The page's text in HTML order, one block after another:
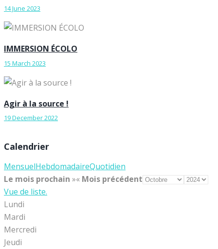
14 June 2023
IMMERSION ÉCOLO
15 March 2023
Agir à la source !
19 December 2022
Calendrier
MensuelHebdomadaireQuotidien
Le mois prochain »« Mois précédent
Vue de liste.
Lundi
Mardi
Mercredi
Jeudi